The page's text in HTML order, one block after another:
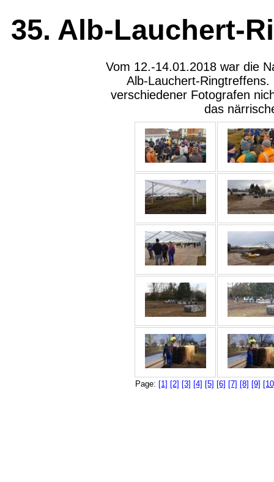
35. Alb-Lauchert-
Vom 12.-14.01.2018 war die
Alb-Lauchert-
verschiedener Fotografen
das
Page: [1] [2] [3] [4] [5] [6] [7] [8] [9]